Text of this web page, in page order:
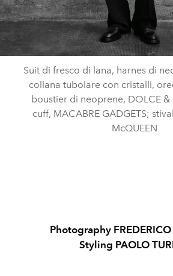
Suit di fresco di lana, harnes di
collana tubolare con cristalli,
boustier di neoprene, DOLCE &
cuff, MACABRE GADGETS;
McQUEEN
Photography
Styling PAOLO